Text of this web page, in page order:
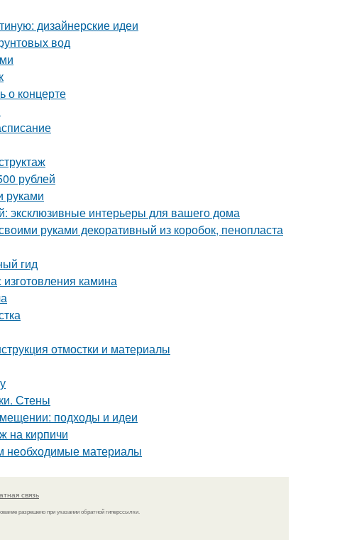
дизайнерские идеи
вод
о концерте
рублей
руками
эксклюзивные интерьеры для вашего дома
руками декоративный из коробок, пенопласта
гид
камина
отмостки и материалы
Стены
подходы и идеи
на кирпичи
необходимые материалы
связь
разрешено при указании обратной гиперссылки.